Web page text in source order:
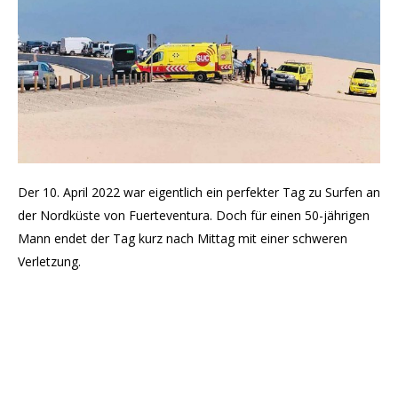
Der 10. April 2022 war eigentlich ein perfekter Tag zu Surfen an
der Nordküste von Fuerteventura. Doch für einen 50-jährigen
Mann endet der Tag kurz nach Mittag mit einer schweren
Verletzung.